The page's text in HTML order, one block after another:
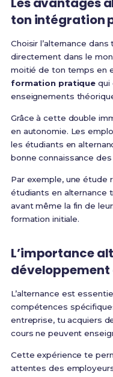
ton intégration
Choisir l’alternance dans
directement dans le
moitié de ton temps en
formation pratique qui
enseignements
Grâce à cette double
en autonomie. Les
les étudiants en
bonne connaissance
Par exemple, une étude
étudiants en alternance
avant même la fin de
formation initiale.
L’importance
L’alternance est
compétences
entreprise, tu acquiers
cours ne peuvent
Cette expérience te
attentes des